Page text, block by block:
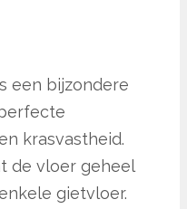
een bijzondere
krasvastheid.
de vloer geheel
gietvloer.